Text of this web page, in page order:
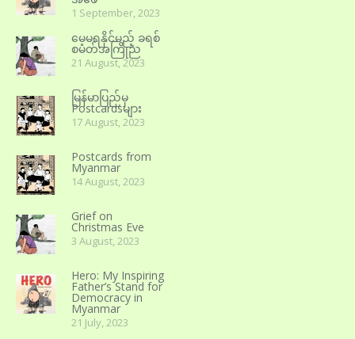
1 September, 2023
မေ့မရနိုင်မည့် ခရစ်
စမတ်အကြိုည
21 August, 2023
မြန်မာပြည်မှ
Postcardsများ
17 August, 2023
Postcards from
Myanmar
14 August, 2023
Grief on
Christmas Eve
3 August, 2023
Hero: My Inspiring
Father’s Stand for
Democracy in
Myanmar
21 July, 2023